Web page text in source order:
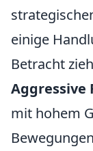
einige
Betracht
Aggressive
mit hohem